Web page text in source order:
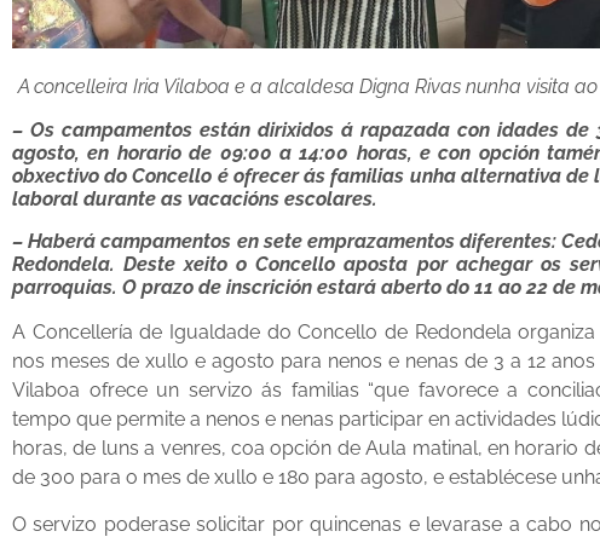
A concelleira Iria Vilaboa e a alcaldesa Digna Rivas nunha visita
– Os campamentos están dirixidos á rapazada con idades
agosto, en horario de 09:00 a 14:00 horas, e con opción
obxectivo do Concello é ofrecer ás familias unha alternativa
laboral durante as vacacións escolares.
– Haberá campamentos en sete emprazamentos diferentes:
Redondela. Deste xeito o Concello aposta por achegar os
parroquias. O prazo de inscrición estará aberto do 11 ao 22 de
A Concellería de Igualdade do Concello de Redondela
nos meses de xullo e agosto para nenos e nenas de 3 a 12
Vilaboa ofrece un servizo ás familias “que favorece a
tempo que permite a nenos e nenas participar en actividades
horas, de luns a venres, coa opción de Aula matinal, en horario
de 300 para o mes de xullo e 180 para agosto, e establécese
O servizo poderase solicitar por quincenas e levarase a cabo